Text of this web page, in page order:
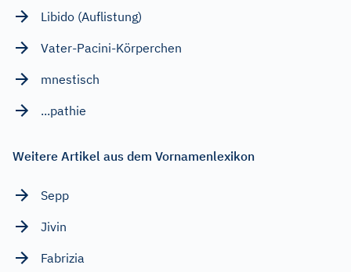
Libido (Auflistung)
Vater-Pacini-Körperchen
mnestisch
...pathie
Weitere Artikel aus dem Vornamenlexikon
Sepp
Jivin
Fabrizia